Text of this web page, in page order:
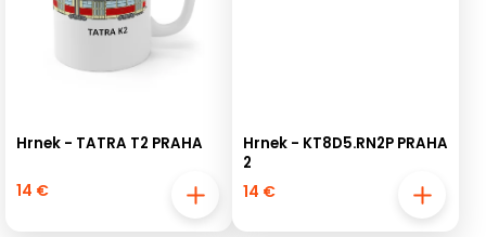
Hrnek - TATRA T2 PRAHA
14 €
Hrnek - KT8D5.RN2P PRAHA
2
14 €